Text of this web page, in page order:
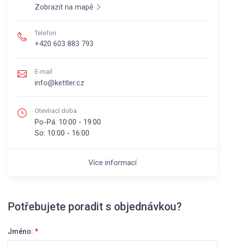
Zobrazit na mapě
Telefon
+420 603 883 793
E-mail
info@kettler.cz
Otevírací doba
Po-Pá: 10:00 - 19:00
So: 10:00 - 16:00
Více informací
Potřebujete poradit s objednávkou?
Jméno: *